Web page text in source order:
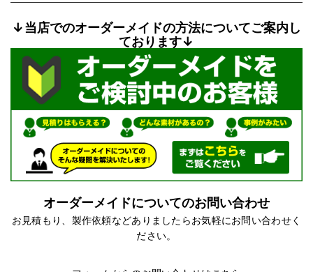
↓当店でのオーダーメイドの方法についてご案内し
ております↓
オーダーメイドについてのお問い合わせ
お見積もり、製作依頼などありましたらお気軽にお問い合わせく
ださい。